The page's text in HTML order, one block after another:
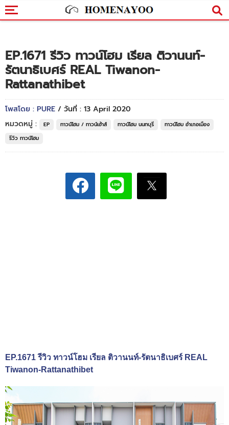
EP.1671 รีวิว ทาวน์โฮม เรียล ติวานนท์-
รัตนาธิเบศร์ REAL Tiwanon-
Rattanathibet
โพสโดย : PURE / วันที่ : 13 April 2020
หมวดหมู่ :
EP ทาวน์โฮม / ทาวน์เฮ้าส์ ทาวน์โฮม นนทบุรี
ทาวน์โฮม อำเภอเมือง
รีวิว ทาวน์โฮม
EP.1671 รีวิว ทาวน์โฮม เรียล ติวานนท์-รัตนาธิเบศร์ REAL
Tiwanon-Rattanathibet